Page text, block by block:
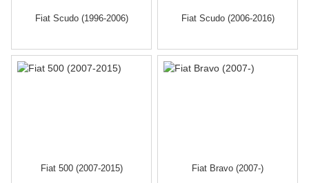
Fiat Scudo (1996-2006) Fiat Scudo (2006-2016)
Fiat 500 (2007-2015) Fiat Bravo (2007-)